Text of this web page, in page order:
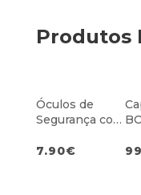
Produtos
Óculos de
Segurança com
ento e
7.90€